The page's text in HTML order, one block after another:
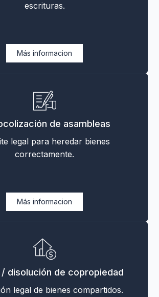
escrituras.
Más informacion
de asambleas
legal para heredar bienes
correctamente.
Más informacion
/ disolución de copropiedad
legal de bienes compartidos.